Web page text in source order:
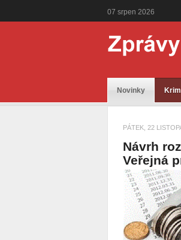
07 srpen 2026
Novinky
PÁTEK, 22
Návrh
Veřejná